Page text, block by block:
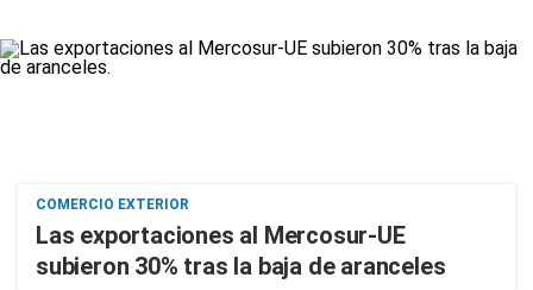
COMERCIO EXTERIOR
Las exportaciones al Mercosur-UE
subieron 30% tras la baja de aranceles